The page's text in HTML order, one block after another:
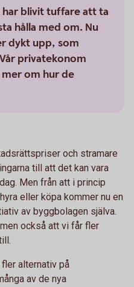
blivit tuffare att ta
hålla med om. Nu
dykt upp, som
privatekonom
om hur de
och stramare
till att det kan vara
Men från att i princip
eller köpa kommer nu en
av byggbolagen själva.
också att vi får fler
alternativ på
av de nya